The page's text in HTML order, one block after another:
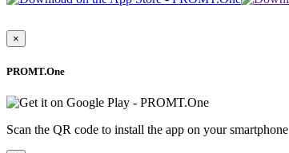
×
PROMT.One
Scan the QR code to install the app on your smartphone